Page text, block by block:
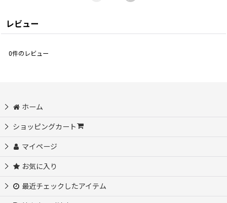
レビュー
0件のレビュー
ホーム
ショッピングカート
マイページ
お気に入り
最近チェックしたアイテム